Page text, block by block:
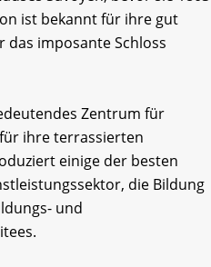
ist bekannt für ihre gut
imposante Schloss
Zentrum für
ihre terrassierten
einige der besten
die Bildung
und